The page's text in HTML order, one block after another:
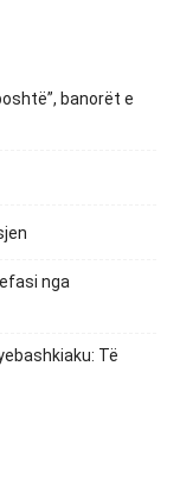
banorët e
nga
Të